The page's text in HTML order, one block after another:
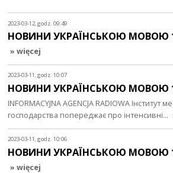
2023-03-12, godz. 09:49
НОВИНИ УКРАЇНСЬКОЮ МОВОЮ
» więcej
2023-03-11, godz. 10:07
НОВИНИ УКРАЇНСЬКОЮ МОВОЮ
INFORMACYJNA AGENCJA RADIOWA Інститут
господарства попереджає про інтенсивні…
2023-03-11, godz. 10:06
НОВИНИ УКРАЇНСЬКОЮ МОВОЮ
» więcej